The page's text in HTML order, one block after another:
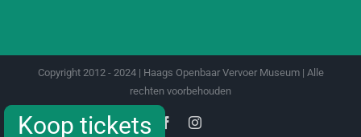
Copyright 2012 - 2024 | Haags Openbaar Vervoer Museum | Alle
rechten voorbehouden
FacebookInstagram
Koop tickets
Koop tickets